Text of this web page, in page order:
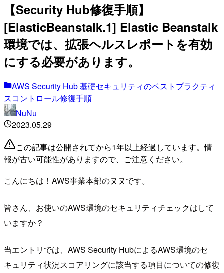
【Security Hub修復手順】
[ElasticBeanstalk.1] Elastic Beanstalk
環境では、拡張ヘルスレポートを有効
にする必要があります。
AWS Security Hub 基礎セキュリティのベストプラクティ
スコントロール修復手順
NuNu
2023.05.29
この記事は公開されてから1年以上経過しています。情
報が古い可能性がありますので、ご注意ください。
こんにちは！AWS事業本部のヌヌです。
皆さん、お使いのAWS環境のセキュリティチェックはして
いますか？
当エントリでは、AWS Security HubによるAWS環境のセ
キュリティ状況スコアリングに該当する項目についての修復